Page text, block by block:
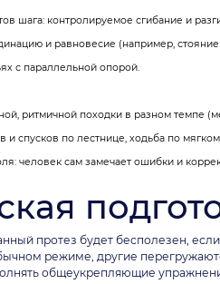
шага: контролируемое сгибание и
и равновесие (например,
с параллельной опорой.
ритмичной походки в разном темпе
спусков по лестнице, ходьба по
человек сам замечает ошибки и
протез будет бесполезен,
режиме, другие
общеукрепляющие